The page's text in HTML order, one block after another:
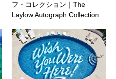
フ・コレクション｜The
Laylow Autograph Collection